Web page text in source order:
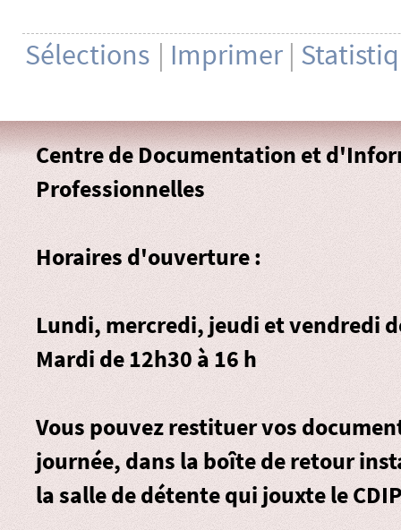
Sélections | Imprimer |
Centre de Documentation et
Professionnelles
Horaires d'ouverture :
Lundi, mercredi, jeudi et vendredi
Mardi de 12h30 à 16 h
Vous pouvez restituer vos
journée, dans la boîte de retour
la salle de détente qui jouxte le